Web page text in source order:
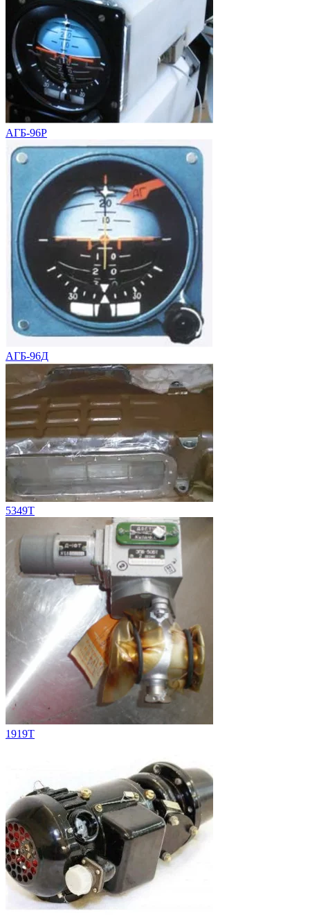
АГБ-96Р
АГБ-96Д
5349Т
1919T